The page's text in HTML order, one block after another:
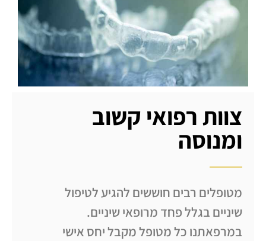
צוות רפואי קשוב
ומנוסה
מטופלים רבים חוששים להגיע לטיפול
שיניים בגלל פחד מרופאי שיניים.
במרפאתנו כל מטופל מקבל יחס אישי